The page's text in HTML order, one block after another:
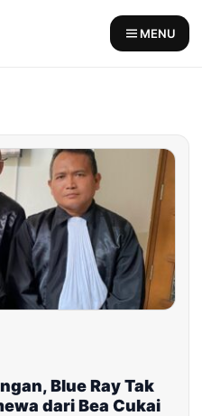
MENU
Blue Ray Tak
dari Bea Cukai